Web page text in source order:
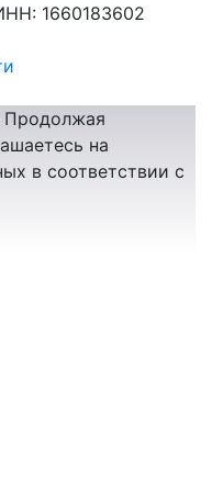
1660183602
Продолжая
на
в соответствии с